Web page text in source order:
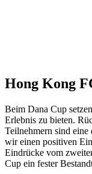
Hong Kong
Beim Dana Cup
Erlebnis zu bieten.
Teilnehmern sind eine
wir einen positiven
Eindrücke vom
Cup ein fester